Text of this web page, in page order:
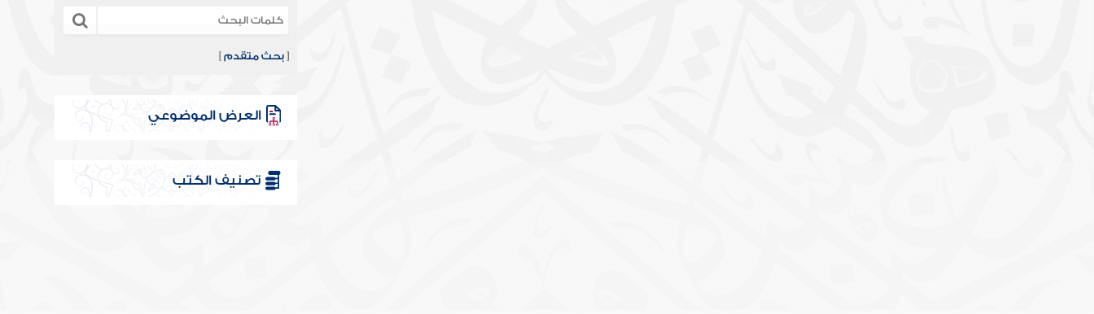
[بحث متقدم ]
العرض الموضوعي
تصنيف الكتب